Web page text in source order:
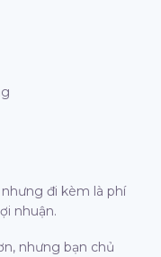
đi kèm là phí
nhuận.
nhưng bạn chủ